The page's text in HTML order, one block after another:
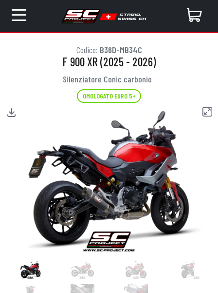
Codice: B36D-MB34C
F 900 XR (2025 - 2026)
Silenziatore Conic carbonio
OMOLOGATO EURO 5+